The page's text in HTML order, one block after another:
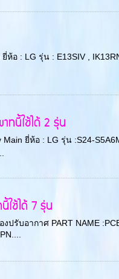
ห้อ : LG รุ่น : E13SIV ,
ทนี้ใช้ได้ 2 รุ่น
ยี่ห้อ : LG รุ่น :S24-
ช้ได้ 7 รุ่น
ปรับอากาศ PART NAME